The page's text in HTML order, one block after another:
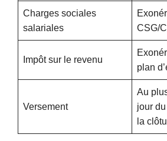
Charges sociales
salariales
CSG/
Impôt sur le revenu
plan
Versement
Au
jour
la